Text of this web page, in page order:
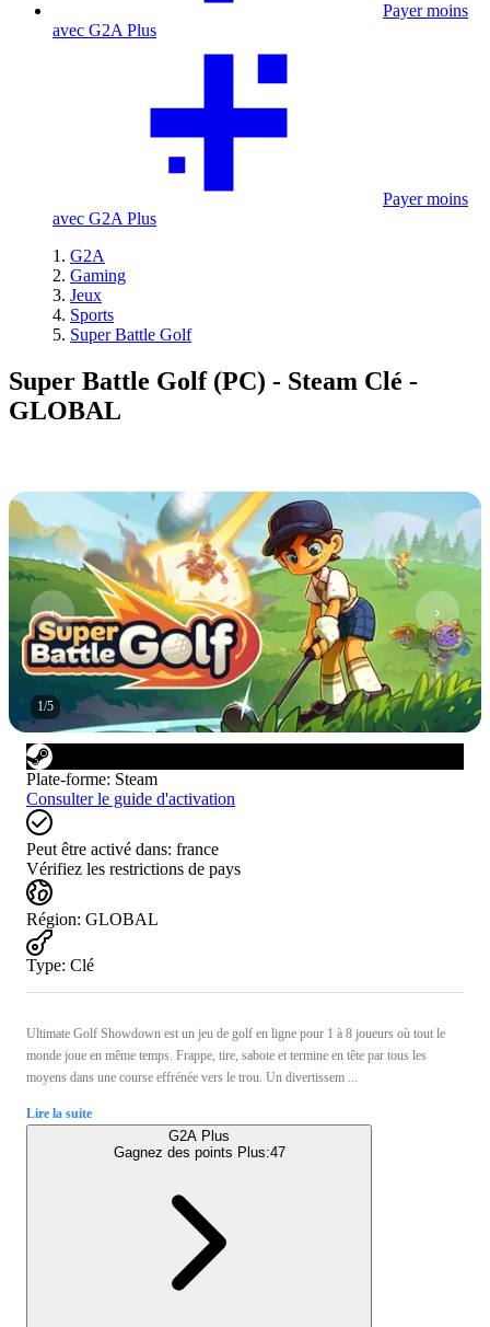
Payer moins
avec G2A Plus
Payer moins
avec G2A Plus
G2A
Gaming
Jeux
Sports
Super Battle Golf
Super Battle Golf (PC) - Steam Clé -
GLOBAL
1/5
Plate-forme: Steam
Consulter le guide d'activation
Peut être activé dans: france
Vérifiez les restrictions de pays
Région: GLOBAL
Type: Clé
Ultimate Golf Showdown est un jeu de golf en ligne pour 1 à 8 joueurs où tout le
monde joue en même temps. Frappe, tire, sabote et termine en tête par tous les
moyens dans une course effrénée vers le trou. Un divertissem ...
Lire la suite
G2A Plus
Gagnez des points Plus:47